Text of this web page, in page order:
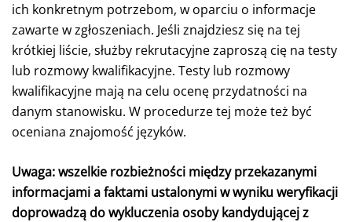
ich konkretnym potrzebom, w oparciu o informacje
zawarte w zgłoszeniach. Jeśli znajdziesz się na tej
krótkiej liście, służby rekrutacyjne zaproszą cię na testy
lub rozmowy kwalifikacyjne. Testy lub rozmowy
kwalifikacyjne mają na celu ocenę przydatności na
danym stanowisku. W procedurze tej może też być
oceniana znajomość języków.
Uwaga: wszelkie rozbieżności między przekazanymi
informacjami a faktami ustalonymi w wyniku weryfikacji
doprowadzą do wykluczenia osoby kandydującej z